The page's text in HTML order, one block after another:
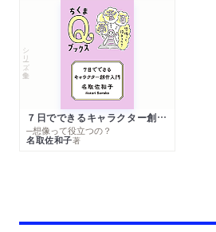
シリーズ・全集
７日でできるキャラクター創作入門
─想像って役立つの？
名取佐和子著